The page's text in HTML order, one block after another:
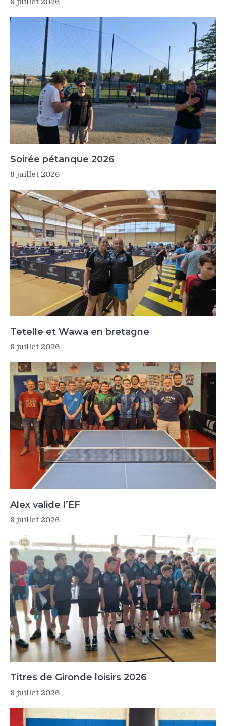
Soirée pétanque 2026
8 juillet 2026
Tetelle et Wawa en bretagne
8 juillet 2026
Alex valide l’EF
8 juillet 2026
Titres de Gironde loisirs 2026
8 juillet 2026